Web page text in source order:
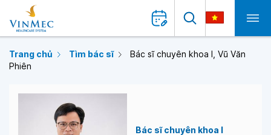
Trang chủ Tìm bác sĩ
Bác sĩ chuyên khoa I, Vũ Văn
Phiên
Bác sĩ chuyên khoa I